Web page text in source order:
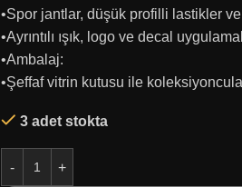
•Spor jantlar, düşük profilli lastikler
•Ayrıntılı ışık, logo ve decal
•Ambalaj:
•Şeffaf vitrin kutusu ile
3 adet stokta